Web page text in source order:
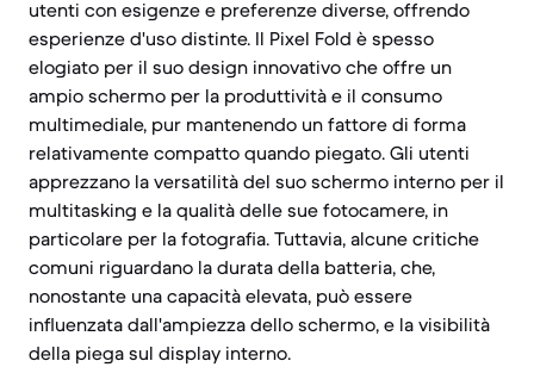
utenti con esigenze e preferenze diverse, offrendo
esperienze d'uso distinte. Il Pixel Fold è spesso
elogiato per il suo design innovativo che offre un
ampio schermo per la produttività e il consumo
multimediale, pur mantenendo un fattore di forma
relativamente compatto quando piegato. Gli utenti
apprezzano la versatilità del suo schermo interno per il
multitasking e la qualità delle sue fotocamere, in
particolare per la fotografia. Tuttavia, alcune critiche
comuni riguardano la durata della batteria, che,
nonostante una capacità elevata, può essere
influenzata dall'ampiezza dello schermo, e la visibilità
della piega sul display interno.